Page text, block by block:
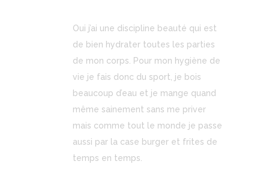
Oui j’ai une discipline beauté qui est
de bien hydrater toutes les parties
de mon corps. Pour mon hygiène de
vie je fais donc du sport, je bois
beaucoup d’eau et je mange quand
même sainement sans me priver
mais comme tout le monde je passe
aussi par la case burger et frites de
temps en temps.